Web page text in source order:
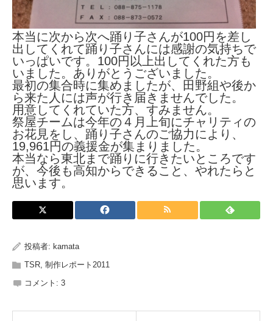
本当に次から次へ踊り子さんが100円を差し
出してくれて踊り子さんには感謝の気持ちで
いっぱいです。100円以上出してくれた方も
いました。ありがとうございました。
最初の集合時に集めましたが、田野組や後か
ら来た人には声が行き届きませんでした。
用意してくれていた方、すみません。
祭屋チームは今年の４月上旬にチャリティの
お花見をし、踊り子さんのご協力により、
19,961円の義援金が集まりました。
本当なら東北まで踊りに行きたいところです
が、今後も高知からできること、やれたらと
思います。
投稿者: kamata
TSR, 制作レポート2011
コメント: 3